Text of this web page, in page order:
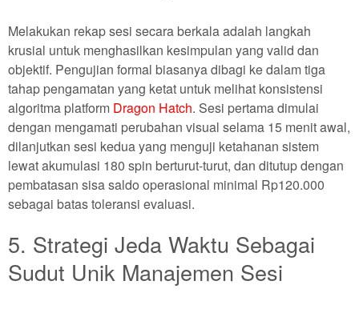
Melakukan rekap sesi secara berkala adalah langkah
krusial untuk menghasilkan kesimpulan yang valid dan
objektif. Pengujian formal biasanya dibagi ke dalam tiga
tahap pengamatan yang ketat untuk melihat konsistensi
algoritma platform Dragon Hatch. Sesi pertama dimulai
dengan mengamati perubahan visual selama 15 menit awal,
dilanjutkan sesi kedua yang menguji ketahanan sistem
lewat akumulasi 180 spin berturut-turut, dan ditutup dengan
pembatasan sisa saldo operasional minimal Rp120.000
sebagai batas toleransi evaluasi.
5. Strategi Jeda Waktu Sebagai
Sudut Unik Manajemen Sesi